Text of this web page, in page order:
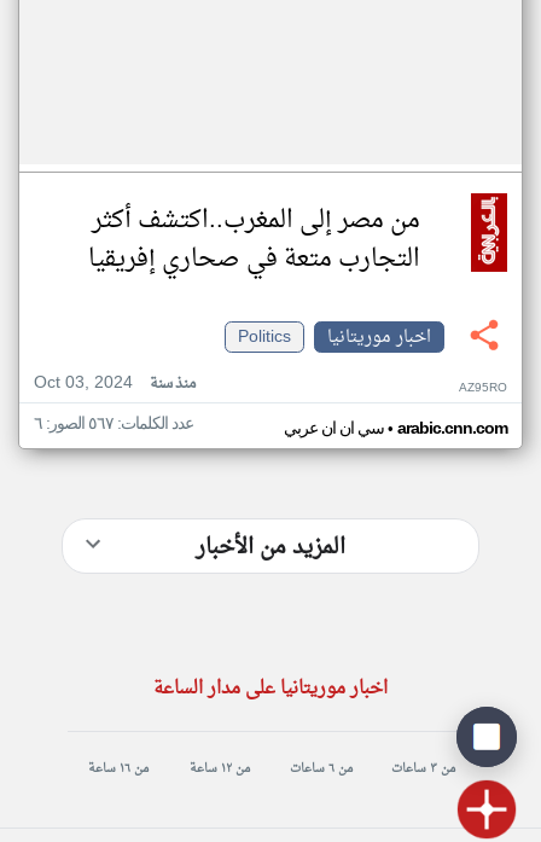
من مصر إلى المغرب..اكتشف أكثر
التجارب متعة في صحاري إفريقيا
اخبار موريتانيا
Politics
Oct 03, 2024
منذ سنة AZ95RO
سي ان ان عربي• arabic.cnn.com عدد الكلمات: ٥٦٧ الصور: ٦
المزيد من الأخبار
اخبار موريتانيا على مدار الساعة
من ٣ ساعات من ٦ ساعات من ١٢ ساعة من ١٦ ساعة